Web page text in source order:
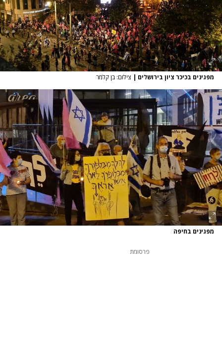
מפגינים בכיכר ציון בירושלים | צילום: בן קלמר
מפגינים בחיפה
פרסומת